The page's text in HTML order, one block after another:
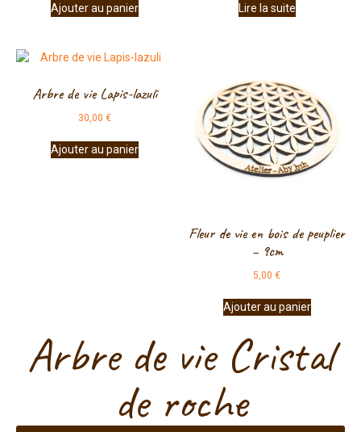
Ajouter au panier Lire la suite
Arbre de vie Lapis-lazuli
30,00 €
Ajouter au panier
Fleur de vie en bois de peuplier
– 9cm
5,00 €
Ajouter au panier
Arbre de vie Cristal
de roche